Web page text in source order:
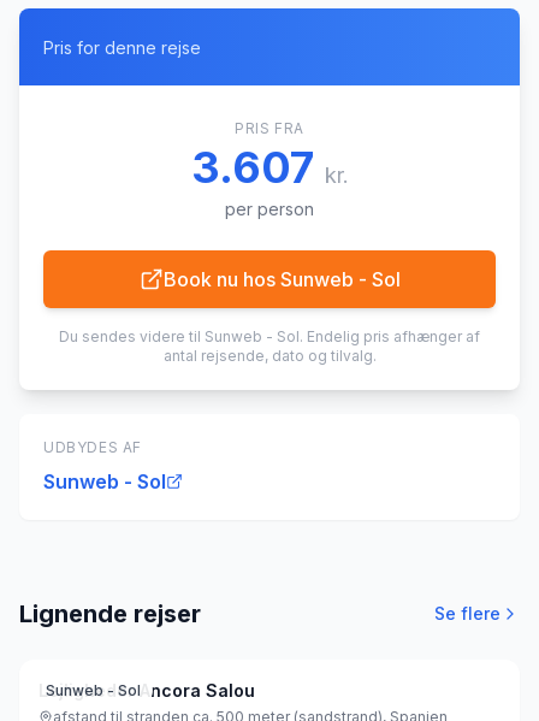
Pris for denne rejse
PRIS FRA
3.607 kr.
per person
Book nu hos Sunweb - Sol
Du sendes videre til Sunweb - Sol. Endelig pris afhænger af
antal rejsende, dato og tilvalg.
UDBYDES AF
Sunweb - Sol
Lignende rejser Se flere
Sunweb - Sol
Lejligheder Ancora Salou
afstand til stranden ca. 500 meter (sandstrand), Spanien